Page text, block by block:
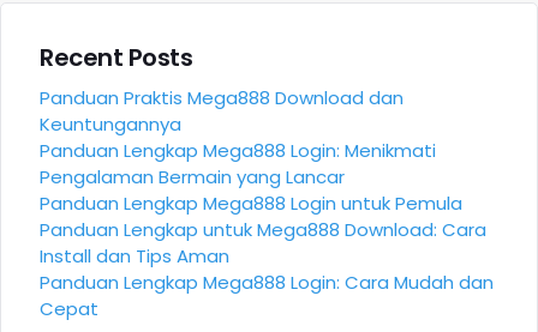
Recent Posts
Panduan Praktis Mega888 Download dan
Keuntungannya
Panduan Lengkap Mega888 Login: Menikmati
Pengalaman Bermain yang Lancar
Panduan Lengkap Mega888 Login untuk Pemula
Panduan Lengkap untuk Mega888 Download: Cara
Install dan Tips Aman
Panduan Lengkap Mega888 Login: Cara Mudah dan
Cepat